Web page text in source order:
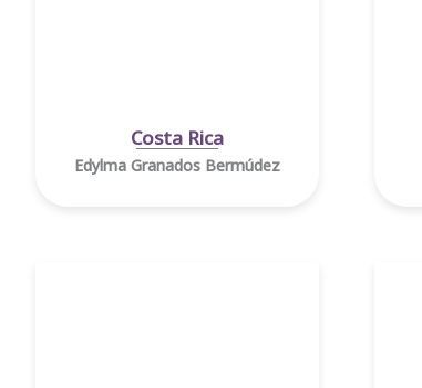
Costa Rica
Edylma Granados Bermúdez